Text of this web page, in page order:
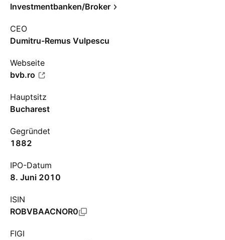
Investmentbanken/Broker
CEO
Dumitru-Remus Vulpescu
Webseite
bvb.ro
Hauptsitz
Bucharest
Gegründet
1882
IPO-Datum
8. Juni 2010
ISIN
ROBVBAACNOR0
FIGI